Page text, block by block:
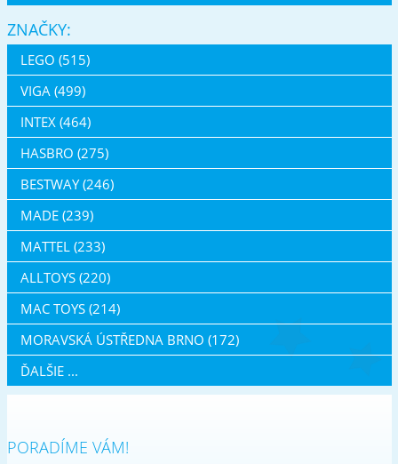
ZNAČKY:
LEGO (515)
VIGA (499)
INTEX (464)
HASBRO (275)
BESTWAY (246)
MADE (239)
MATTEL (233)
ALLTOYS (220)
MAC TOYS (214)
MORAVSKÁ ÚSTŘEDNA BRNO (172)
ĎALŠIE ...
PORADÍME VÁM!